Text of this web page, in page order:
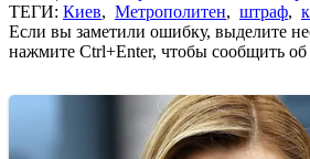
ТЕГИ: Киев, Метрополитен, штраф,
Если вы заметили ошибку, выделите
нажмите Ctrl+Enter, чтобы сообщить об